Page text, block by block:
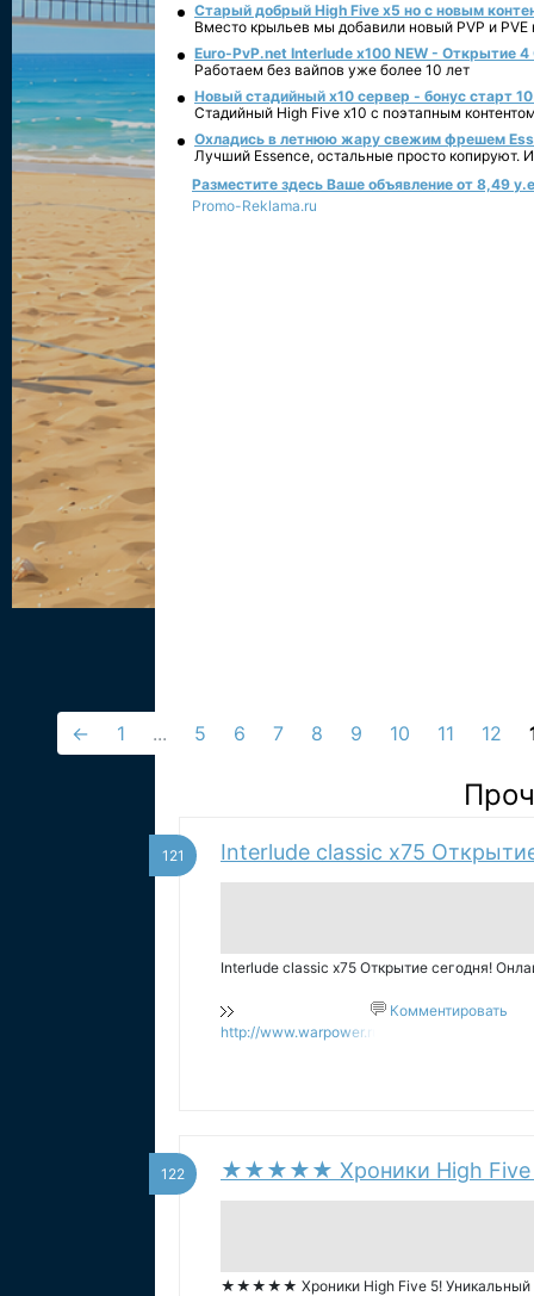
Старый добрый High Five x5 но с новым
Вместо крыльев мы добавили новый PVP и PVE
Euro-PvP.net Interlude х100 NEW - Открытие 4
Работаем без вайпов уже более 10 лет
Новый стадийный х10 сервер - бонус старт
Стадийный High Five x10 с поэтапным
Охладись в летнюю жару свежим фрешем
Лучший Essence, остальные просто копируют.
Разместите здесь Ваше объявление от 8,49
Promo-Reklama.ru
← 1 ... 5 6 7 8 9 10 11 12
121 Interlude classic x75
Interlude classic x75 Открытие сегодня!
http://www.warpower.ru
Комментировать
122 ★★★★★ Хроники High Five
★★★★★ Хроники High Five 5! Уникальный